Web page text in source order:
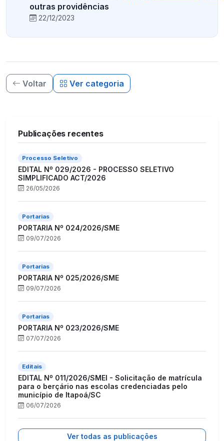
outras providências
22/12/2023
Voltar Ver categoria
Publicações recentes
Processo Seletivo
EDITAL Nº 029/2026 - PROCESSO SELETIVO
SIMPLIFICADO ACT/2026
26/05/2026
Portarias
PORTARIA Nº 024/2026/SME
09/07/2026
Portarias
PORTARIA Nº 025/2026/SME
09/07/2026
Portarias
PORTARIA Nº 023/2026/SME
07/07/2026
Editais
EDITAL Nº 011/2026/SMEI - Solicitação de matrícula
para o berçário nas escolas credenciadas pelo
município de Itapoá/SC
06/07/2026
Ver todas as publicações